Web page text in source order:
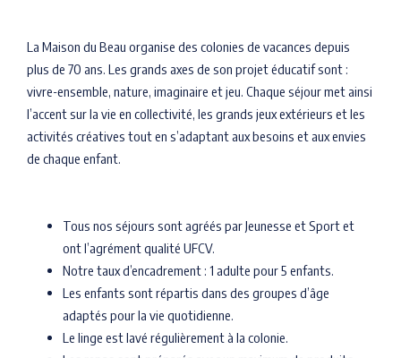
La Maison du Beau organise des colonies de vacances depuis
plus de 70 ans. Les grands axes de son projet éducatif sont :
vivre-ensemble, nature, imaginaire et jeu. Chaque séjour met ainsi
l’accent sur la vie en collectivité, les grands jeux extérieurs et les
activités créatives tout en s’adaptant aux besoins et aux envies
de chaque enfant.
Tous nos séjours sont agréés par Jeunesse et Sport et
ont l’agrément qualité UFCV.
Notre taux d’encadrement : 1 adulte pour 5 enfants.
Les enfants sont répartis dans des groupes d’âge
adaptés pour la vie quotidienne.
Le linge est lavé régulièrement à la colonie.